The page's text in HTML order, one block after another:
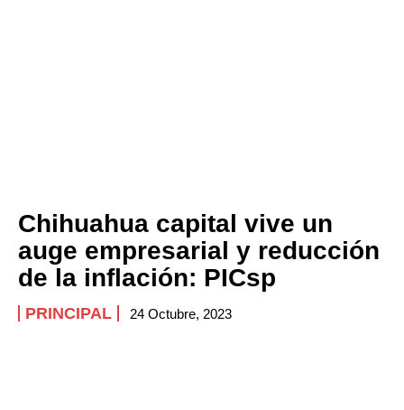
Chihuahua capital vive un
auge empresarial y reducción
de la inflación: PICsp
PRINCIPAL 24 Octubre, 2023